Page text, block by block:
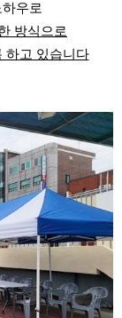
우로
방식으로
하고 있습니다